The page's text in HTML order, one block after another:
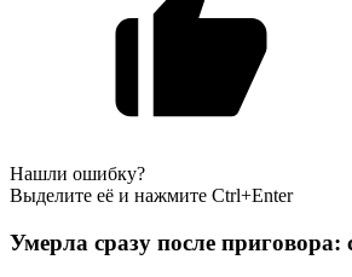
Нашли ошибку?
Выделите её и нажмите Ctrl+Enter
Умерла сразу после